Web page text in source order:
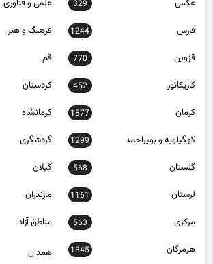
فارس 1244 فرهنگ و هنر
قزوین 770 قم
کاریکاتور 452 کردستان
کرمان 1877 کرمانشاه
کهگیلویه و بویراحمد 1299 گردشگری
گلستان 568 گیلان
لرستان 1161 مازندران
مرکزی 563 مناطق آزاد
هرمزگان 1345
یزد 30